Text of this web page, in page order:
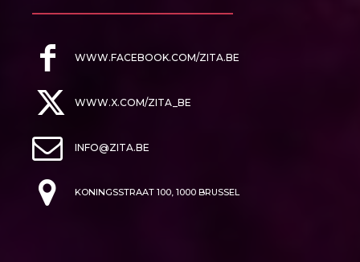
WWW.FACEBOOK.COM/ZITA.BE
WWW.X.COM/ZITA_BE
INFO@ZITA.BE
KONINGSSTRAAT 100, 1000 BRUSSEL